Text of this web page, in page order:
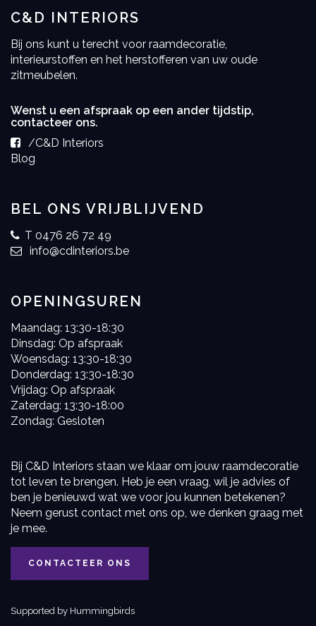
C&D INTERIORS
Bij ons kunt u terecht voor raamdecoratie,
interieurstoffen en het herstofferen van uw oude
zitmeubelen.
Wenst u een afspraak op een ander tijdstip,
contacteer ons.
/C&D Interiors
Blog
BEL ONS VRIJBLIJVEND
T 0476 26 72 49
info@cdinteriors.be
OPENINGSUREN
Maandag: 13:30-18:30
Dinsdag: Op afspraak
Woensdag: 13:30-18:30
Donderdag: 13:30-18:30
Vrijdag: Op afspraak
Zaterdag: 13:30-18:00
Zondag: Gesloten
Bij C&D Interiors staan we klaar om jouw raamdecoratie
tot leven te brengen. Heb je een vraag, wil je advies of
ben je benieuwd wat we voor jou kunnen betekenen?
Neem gerust contact met ons op, we denken graag met
je mee.
CONTACTEER ONS
Supported by Hummingbirds